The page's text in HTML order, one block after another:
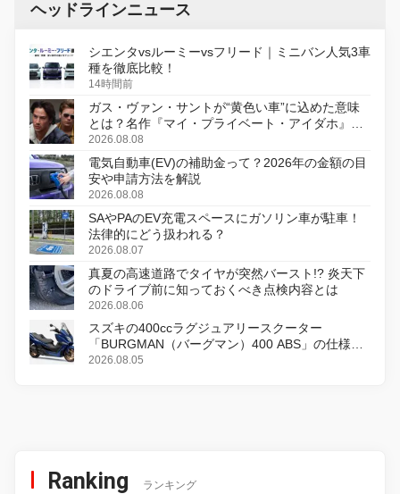
ヘッドラインニュース
シエンタvsルーミーvsフリード｜ミニバン人気3車
種を徹底比較！
14時間前
ガス・ヴァン・サントが“黄色い車”に込めた意味
とは？名作『マイ・プライベート・アイダホ』が
初のデジタルリマスター版で復活
2026.08.08
電気自動車(EV)の補助金って？2026年の金額の目
安や申請方法を解説
2026.08.08
SAやPAのEV充電スペースにガソリン車が駐車！
法律的にどう扱われる？
2026.08.07
真夏の高速道路でタイヤが突然バースト!? 炎天下
のドライブ前に知っておくべき点検内容とは
2026.08.06
スズキの400ccラグジュアリースクーター
「BURGMAN（バーグマン）400 ABS」の仕様を
変更し、8月18日に発売
2026.08.05
Ranking ランキング